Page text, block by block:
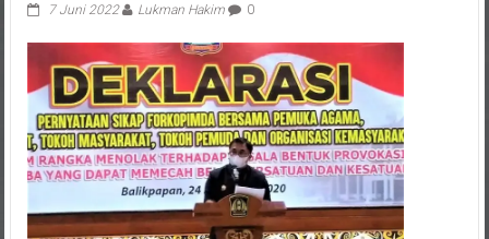
7 Juni 2022 Lukman Hakim 0